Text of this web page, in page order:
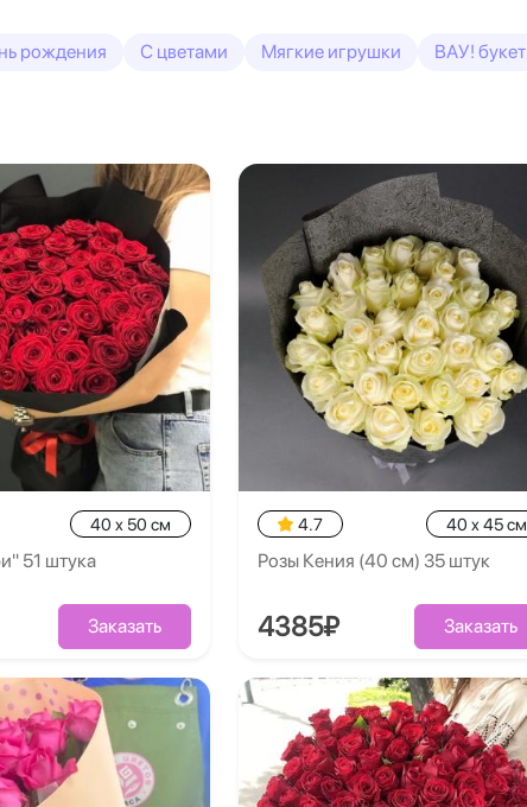
рождения С цветами Мягкие игрушки ВАУ! букет
40 x 50 см
51 штука
Заказать
4.7 40 x 45 см
Розы Кения (40 см) 35 штук
4385₽ Заказать